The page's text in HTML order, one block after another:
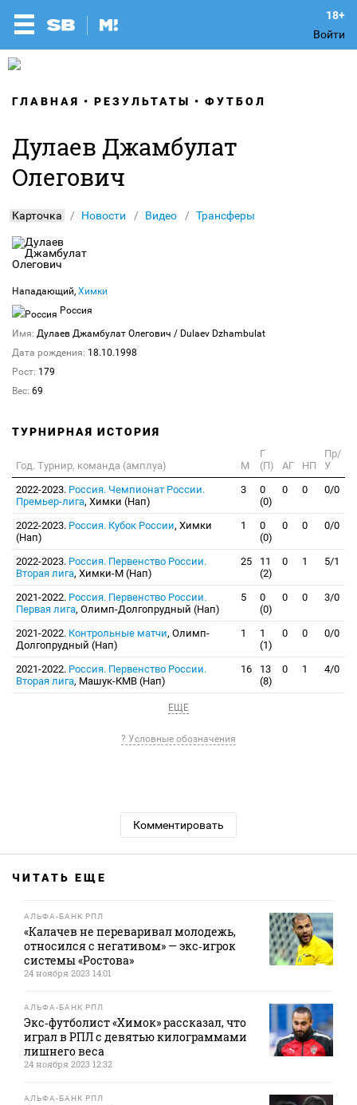
Войти
ГЛАВНАЯ РЕЗУЛЬТАТЫ ФУТБОЛ
Дулаев Джамбулат
Олегович
Карточка Новости Видео Трансферы
Нападающий, Химки
Россия
Имя: Дулаев Джамбулат Олегович / Dulaev Dzhambulat
Дата рождения: 18.10.1998
Рост: 179
Вес: 69
ТУРНИРНАЯ ИСТОРИЯ
Год. Турнир, команда (амплуа) М
Г
(П)
АГ НП
Пр/
У
2022-2023. Россия. Чемпионат России.
Премьер-лига, Химки (Нап)
3
0
(0)
0 0 0/0
2022-2023. Россия. Кубок России, Химки
(Нап)
1
0
(0)
0 0 0/0
2022-2023. Россия. Первенство России.
Вторая лига, Химки-М (Нап)
25
11
(2)
0 1 5/1
2021-2022. Россия. Первенство России.
Первая лига, Олимп-Долгопрудный (Нап)
5
0
(0)
0 0 3/0
2021-2022. Контрольные матчи, Олимп-
Долгопрудный (Нап)
1
1
(1)
0 0 0/0
2021-2022. Россия. Первенство России.
Вторая лига, Машук-КМВ (Нап)
16
13
(8)
0 1 4/0
ЕЩЕ
? Условные обозначения
Комментировать
ЧИТАТЬ ЕЩЕ
АЛЬФА-БАНК РПЛ
«Калачев не переваривал молодежь,
относился с негативом» — экс‑игрок
системы «Ростова»
24 ноября 2023 14:01
АЛЬФА-БАНК РПЛ
Экс‑футболист «Химок» рассказал, что
играл в РПЛ с девятью килограммами
лишнего веса
24 ноября 2023 12:32
АЛЬФА-БАНК РПЛ